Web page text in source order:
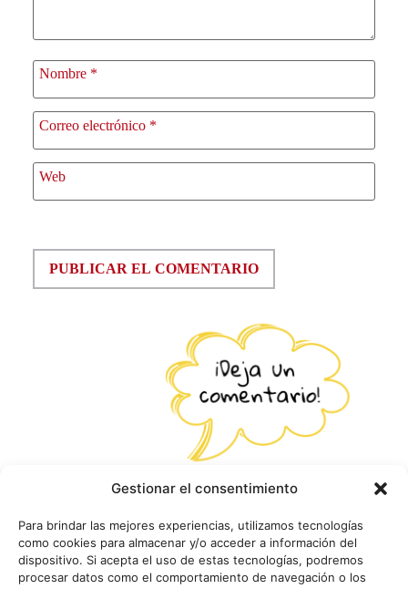
Gestionar el consentimiento
Para brindar las mejores experiencias, utilizamos tecnologías
como cookies para almacenar y/o acceder a información del
dispositivo. Si acepta el uso de estas tecnologías, podremos
procesar datos como el comportamiento de navegación o los
Nombre *
Correo electrónico *
Web